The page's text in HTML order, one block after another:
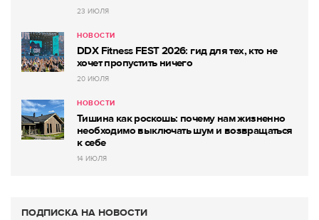
23 ИЮЛЯ
НОВОСТИ
DDX Fitness FEST 2026: гид для тех, кто не
хочет пропустить ничего
20 ИЮЛЯ
НОВОСТИ
Тишина как роскошь: почему нам жизненно
необходимо выключать шум и возвращаться
к себе
14 ИЮЛЯ
ПОДПИСКА НА НОВОСТИ